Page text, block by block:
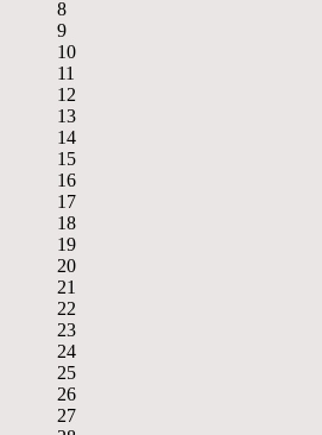
8
9
10
11
12
13
14
15
16
17
18
19
20
21
22
23
24
25
26
27